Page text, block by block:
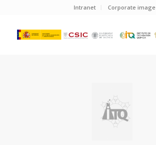
Intranet Corporate image